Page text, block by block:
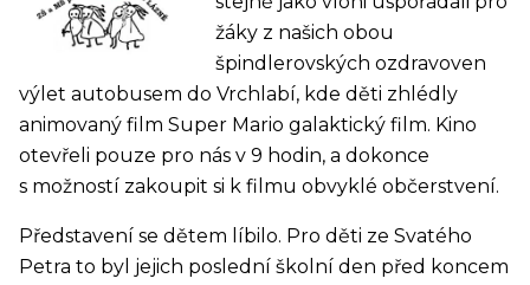
žáky z našich obou
špindlerovských ozdravoven
výlet autobusem do Vrchlabí, kde děti zhlédly
animovaný film Super Mario galaktický film. Kino
otevřeli pouze pro nás v 9 hodin, a dokonce
s možností zakoupit si k filmu obvyklé občerstvení.
Představení se dětem líbilo. Pro děti ze Svatého
Petra to byl jejich poslední školní den před koncem